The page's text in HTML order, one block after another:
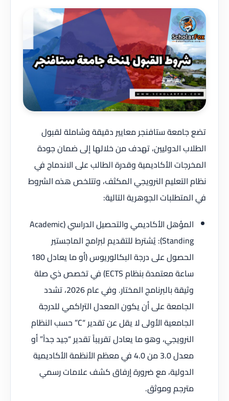
تضع جامعة ستافنجر معايير دقيقة وشاملة لقبول
الطلاب الدوليين، تهدف من خلالها إلى ضمان جودة
المخرجات الأكاديمية وقدرة الطالب على الاندماج في
نظام التعليم النرويجي المكثف، وتتلخص هذه الشروط
في المتطلبات الجوهرية التالية:
المؤهل الأكاديمي والتحصيل الدراسي (Academic
Standing): يُشترط للتقديم لبرامج الماجستير
الحصول على درجة البكالوريوس (أو ما يعادل 180
ساعة معتمدة بنظام ECTS) في تخصص ذي صلة
وثيقة بالبرنامج المختار. وفي عام 2026، تشدد
الجامعة على أن يكون المعدل التراكمي للدرجة
الجامعية الأولى لا يقل عن تقدير “C” حسب النظام
النرويجي، وهو ما يعادل تقريباً تقدير “جيد جداً” أو
معدل 3.0 من 4.0 في معظم الأنظمة الأكاديمية
الدولية، مع ضرورة إرفاق كشف علامات رسمي
مترجم وموثق.